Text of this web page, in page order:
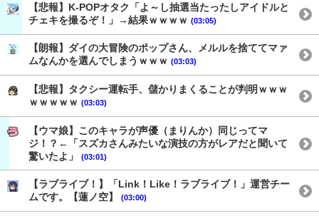
【悲報】K-POPオタク「よ～し抽選当たったしアイドルと
チェキを撮るぞ！」→結果ｗｗｗｗ (03:05)
【朗報】ダイの大冒険のポップさん、メルルを捨ててマァ
ムなんかを選んでしまうｗｗｗ (03:03)
【悲報】タクシー運転手、儲かりまくることが判明ｗｗｗ
ｗｗｗｗｗ (03:03)
【ウマ娘】このキャラが声優（まりんか）同じってマ
ジ！？←「スズカさんみたいな演技の方がレアだと聞いて
驚いたよ」
(03:01)
【ラブライブ！】「Link！Like！ラブライブ！」運営チー
ムです。【蓮ノ空】
(03:00)